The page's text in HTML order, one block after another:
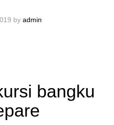
by admin
bangku